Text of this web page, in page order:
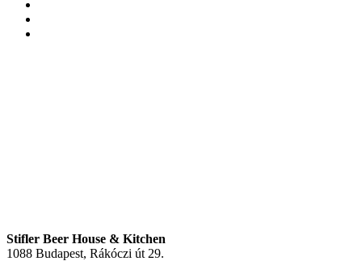
Stifler Beer House & Kitchen
1088 Budapest, Rákóczi út 29.